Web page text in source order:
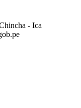
- Ica